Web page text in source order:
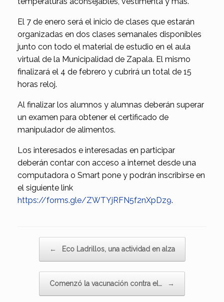
El 7 de enero será el inicio de clases que estarán
organizadas en dos clases semanales disponibles
junto con todo el material de estudio en el aula
virtual de la Municipalidad de Zapala. El mismo
finalizará el 4 de febrero y cubrirá un total de 15
horas reloj.
Al finalizar los alumnos y alumnas deberán superar
un examen para obtener el certificado de
manipulador de alimentos.
Los interesados e interesadas en participar
deberán contar con acceso a internet desde una
computadora o Smart pone y podrán inscribirse en
el siguiente link
https://forms.gle/ZWTYjRFN5f2nXpDz9.
← Eco Ladrillos, una actividad en alza
Comenzó la vacunación contra el… →